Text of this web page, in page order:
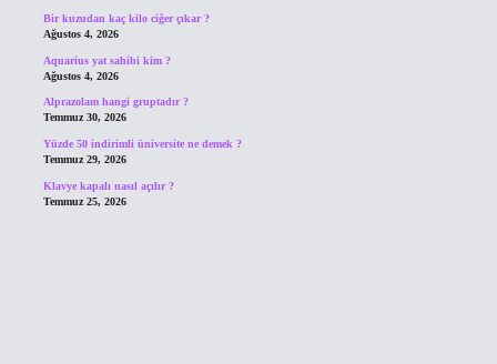
Bir kuzudan kaç kilo ciğer çıkar ?
Ağustos 4, 2026
Aquarius yat sahibi kim ?
Ağustos 4, 2026
Alprazolam hangi gruptadır ?
Temmuz 30, 2026
Yüzde 50 indirimli üniversite ne demek ?
Temmuz 29, 2026
Klavye kapalı nasıl açılır ?
Temmuz 25, 2026